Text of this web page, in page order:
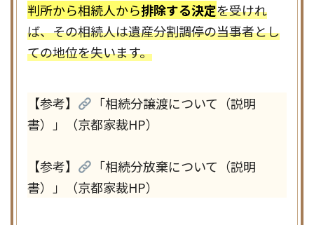
判所から相続人から排除する決定を受けれ
ば、その相続人は遺産分割調停の当事者とし
ての地位を失います。
【参考】
「相続分譲渡について（説明
書）」（京都家裁HP）
【参考】
「相続分放棄について（説明
書）」（京都家裁HP）